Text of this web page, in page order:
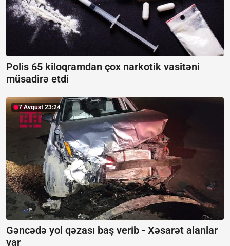
Polis 65 kiloqramdan çox narkotik vasitəni
müsadirə etdi
7 Avqust 23:24
Gəncədə yol qəzası baş verib - Xəsarət alanlar
var